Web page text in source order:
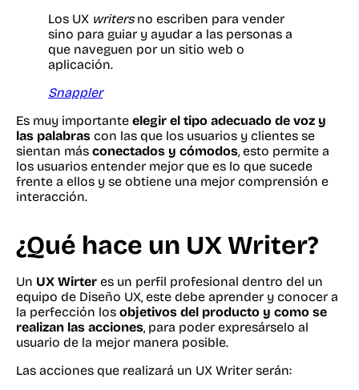
Los UX writers no escriben para vender
sino para guiar y ayudar a las personas a
que naveguen por un sitio web o
aplicación.
Snappler
Es muy importante elegir el tipo adecuado de voz y
las palabras con las que los usuarios y clientes se
sientan más conectados y cómodos, esto permite a
los usuarios entender mejor que es lo que sucede
frente a ellos y se obtiene una mejor comprensión e
interacción.
¿Qué hace un UX Writer?
Un UX Wirter es un perfil profesional dentro del un
equipo de Diseño UX, este debe aprender y conocer a
la perfección los objetivos del producto y como se
realizan las acciones, para poder expresárselo al
usuario de la mejor manera posible.
Las acciones que realizará un UX Writer serán: